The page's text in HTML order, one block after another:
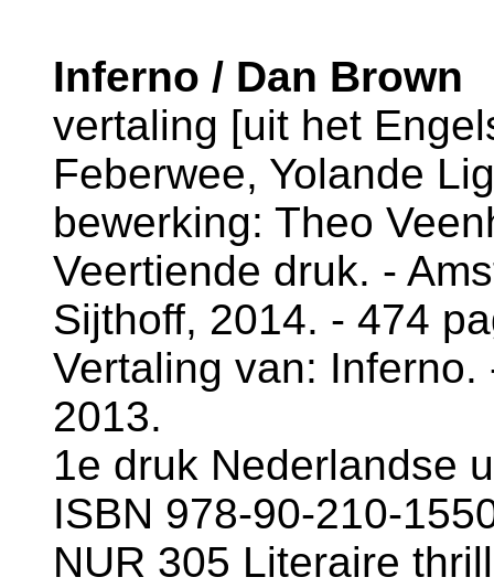
Inferno / Dan Brown
vertaling [uit het
Feberwee, Yolande
bewerking: Theo
Veertiende druk. -
Sijthoff, 2014. - 474
Vertaling van: Inferno.
2013.
1e druk Nederlandse
ISBN 978-90-210-
NUR 305 Literaire